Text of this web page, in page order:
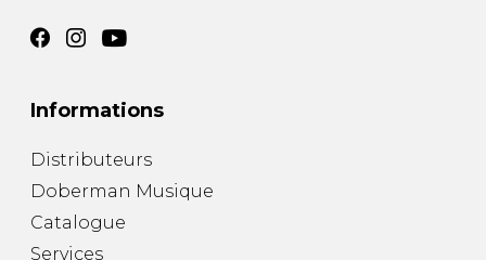
Informations
Distributeurs
Doberman Musique
Catalogue
Services